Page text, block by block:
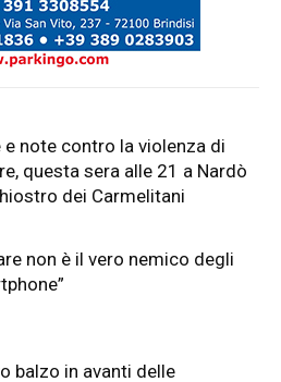
e note contro la violenza di
questa sera alle 21 a Nardò
dei Carmelitani
non è il vero nemico degli
balzo in avanti delle